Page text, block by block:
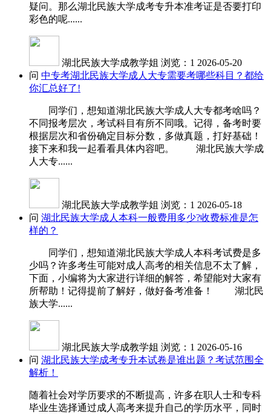
疑问。那么湖北民族大学成考专升本准考证是否要打印
彩色的呢......
湖北民族大学成教学姐 浏览：1 2026-05-20
问 中专考湖北民族大学成人大专需要考哪些科目？都给
你汇总好了!
同学们，想知道湖北民族大学成人大专都考啥吗？
不同报考层次，考试科目有所不同哦。记得，备考时要
根据层次和省份确定目标分数，多做真题，打好基础！
接下来和我一起看看具体内容吧。 湖北民族大学成
人大专......
湖北民族大学成教学姐 浏览：1 2026-05-18
问 湖北民族大学成人本科一般费用多少?收费标准是怎
样的？
同学们，想知道湖北民族大学成人本科考试费是多
少吗？许多考生可能对成人高考的相关信息不太了解，
下面，小编将为大家进行详细的解答，希望能对大家有
所帮助！记得提前了解好，做好备考准备！ 湖北民
族大学......
湖北民族大学成教学姐 浏览：1 2026-05-16
问 湖北民族大学成考专升本试卷是谁出题？考试范围全
解析！
随着社会对学历要求的不断提高，许多在职人士和专科
毕业生选择通过成人高考来提升自己的学历水平，同时